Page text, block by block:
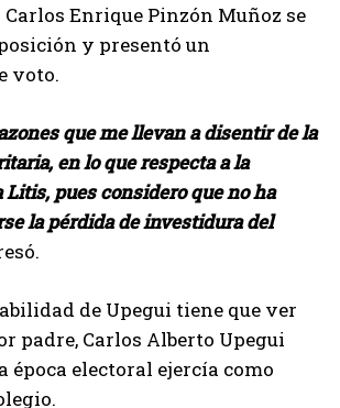
Enrique Pinzón Muñoz se
y presentó un
voto.
que me llevan a disentir de la
en lo que respecta a la
pues considero que no ha
la pérdida de investidura del
de Upegui tiene que ver
padre, Carlos Alberto Upegui
época electoral ejercía como